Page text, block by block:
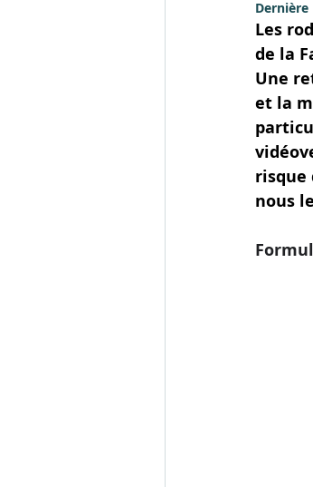
Dernière
Les
de la
Une
et la
risque
nous